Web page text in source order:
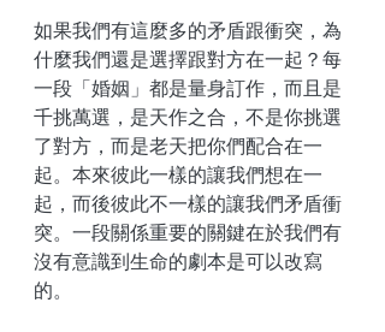
如果我們有這麼多的矛盾跟衝突，為
什麼我們還是選擇跟對方在一起？每
一段「婚姻」都是量身訂作，而且是
千挑萬選，是天作之合，不是你挑選
了對方，而是老天把你們配合在一
起。本來彼此一樣的讓我們想在一
起，而後彼此不一樣的讓我們矛盾衝
突。一段關係重要的關鍵在於我們有
沒有意識到生命的劇本是可以改寫
的。